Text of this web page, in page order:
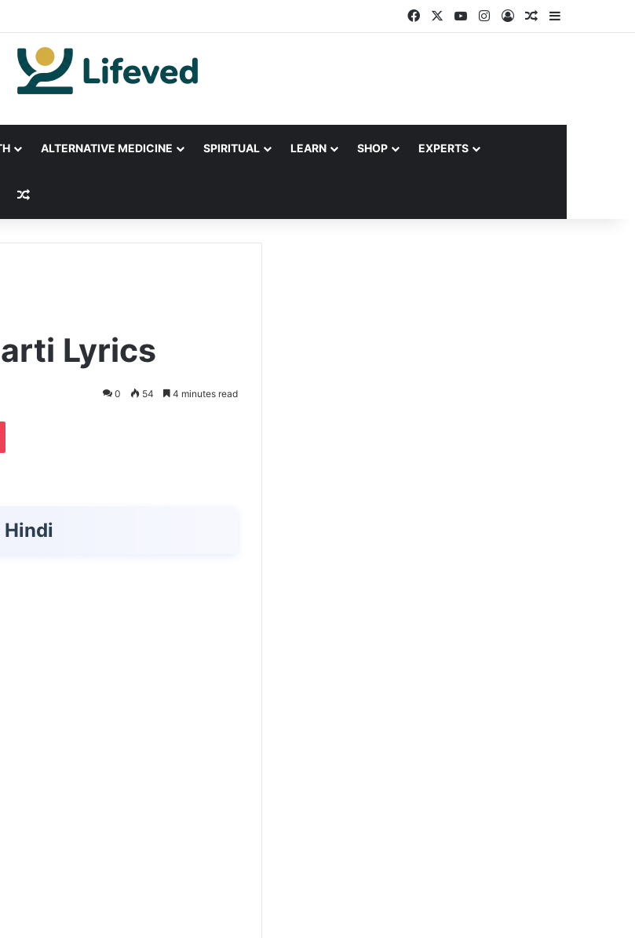
FacebookYouTubeInstagram
Log InRandom Article
Sidebar
ALTERNATIVE MEDICINE SPIRITUAL LEARN SHOP EXPERTS
Random Article
Lyrics
0 54 4 minutes read
Pocket
Hindi